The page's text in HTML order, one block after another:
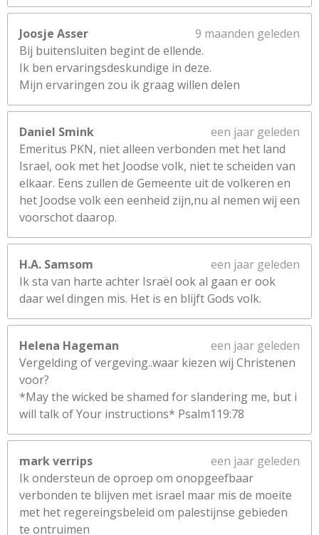
Joosje Asser
9 maanden geleden
Bij buitensluiten begint de ellende.
Ik ben ervaringsdeskundige in deze.
Mijn ervaringen zou ik graag willen delen
Daniel Smink
een jaar geleden
Emeritus PKN, niet alleen verbonden met het land
Israel, ook met het Joodse volk, niet te scheiden van
elkaar. Eens zullen de Gemeente uit de volkeren en
het Joodse volk een eenheid zijn,nu al nemen wij een
voorschot daarop.
H.A. Samsom
een jaar geleden
Ik sta van harte achter Israël ook al gaan er ook
daar wel dingen mis. Het is en blijft Gods volk.
Helena Hageman
een jaar geleden
Vergelding of vergeving..waar kiezen wij Christenen
voor?
*May the wicked be shamed for slandering me, but i
will talk of Your instructions* Psalm119:78
mark verrips
een jaar geleden
Ik ondersteun de oproep om onopgeefbaar
verbonden te blijven met israel maar mis de moeite
met het regereingsbeleid om palestijnse gebieden
te ontruimen